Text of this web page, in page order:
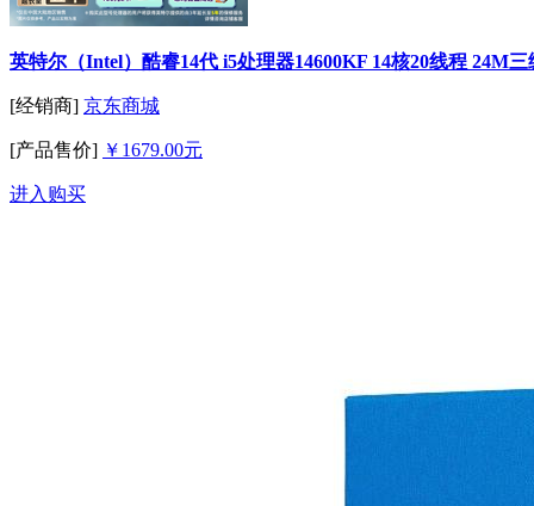
英特尔（Intel）酷睿14代 i5处理器14600KF 14核20线程 24M
[经销商] 京东商城
[产品售价] ￥1679.00元
进入购买